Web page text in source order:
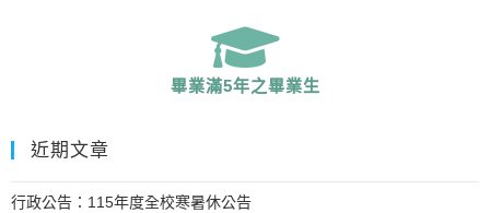
畢業滿5年之畢業生
近期文章
行政公告：115年度全校寒暑休公告